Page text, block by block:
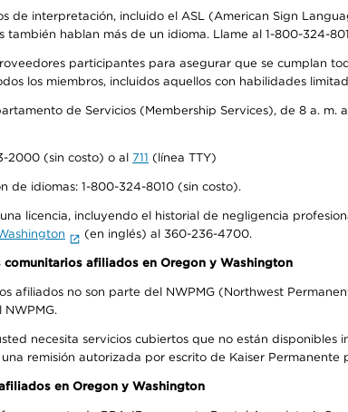
de interpretación, incluido el ASL (American Sign
también hablan más de un idioma. Llame al 1-800-324-
participantes para asegurar que se cumplan
los miembros, incluidos aquellos con habilidades
de Servicios (Membership Services), de 8 a.
2000 (sin costo) o al 711 (línea TTY)
de idiomas: 1-800-324-8010 (sin costo).
licencia, incluyendo el historial de negligencia
(en inglés) al 360-236-4700.
afiliados en Oregon y Washington
afiliados no son parte del NWPMG (Northwest
necesita servicios cubiertos que no están
remisión autorizada por escrito de Kaiser
en Oregon y Washington